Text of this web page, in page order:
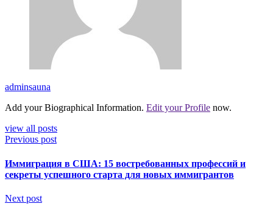
adminsauna
Add your Biographical Information. Edit your Profile now.
view all posts
Previous post
Иммиграция в США: 15 востребованных профессий и
секреты успешного старта для новых иммигрантов
Next post